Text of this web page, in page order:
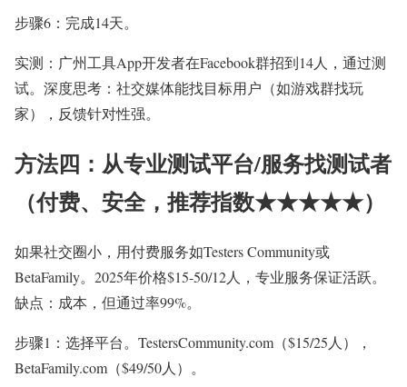
步骤6：完成14天。
实测：广州工具App开发者在Facebook群招到14人，通过测
试。深度思考：社交媒体能找目标用户（如游戏群找玩
家），反馈针对性强。
方法四：从专业测试平台/服务找测试者
（付费、安全，推荐指数★★★★★）
如果社交圈小，用付费服务如Testers Community或
BetaFamily。2025年价格$15-50/12人，专业服务保证活跃。
缺点：成本，但通过率99%。
步骤1：选择平台。TestersCommunity.com（$15/25人），
BetaFamily.com（$49/50人）。